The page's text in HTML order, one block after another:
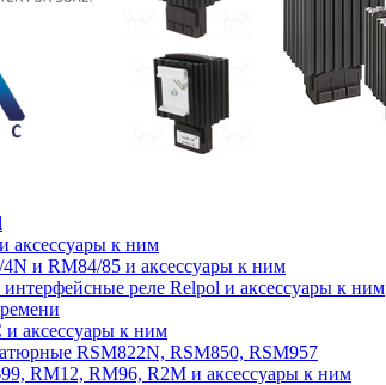
аксессуары к ним
и RM84/85 и аксессуары к ним
реле Relpol и аксессуары к ним
аксессуары к ним
RSM822N, RSM850, RSM957
RM12, RM96, R2M и аксессуары к ним